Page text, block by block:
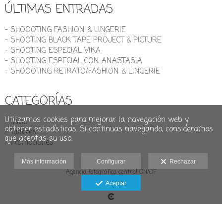
ÚLTIMAS ENTRADAS
- SHOOOTING FASHION & LINGERIE
- SHOOTING BLACK TAPE PROJECT & PICTURE
- SHOOTING ESPECIAL VIKA
- SHOOTING ESPECIAL CON ANASTASIA
- SHOOOTING RETRATO/FASHION & LINGERIE
CATEGORÍAS
- Inicio
- Talleres
- Promociones
Agencia fotográfica central ON/OF
Aviso legal
Utilizamos cookies para mejorar la navegación web y
obtener estadísticas. Si continuas navegando, consideramos
que aceptas su uso.
Más información Configurar Rechazar
Aceptar